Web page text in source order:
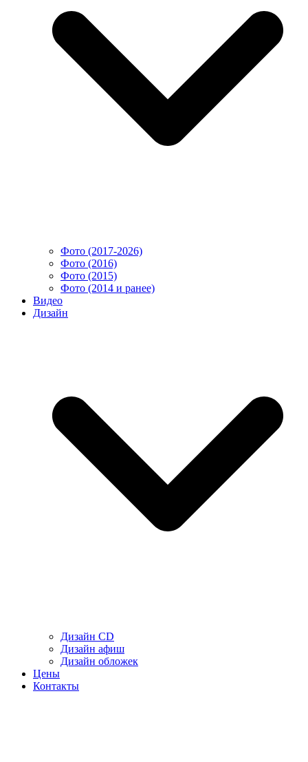
Фото (2017-2026)
Фото (2016)
Фото (2015)
Фото (2014 и ранее)
Видео
Дизайн
Дизайн CD
Дизайн афиш
Дизайн обложек
Цены
Контакты